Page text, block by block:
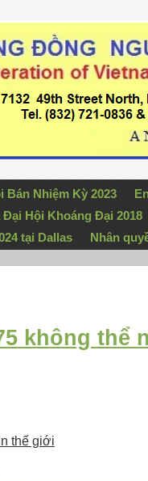
Bán Nhiệm Kỳ 2023
Hội Khoáng Đại 2018
tại Dallas Nhân
không thể
thế giới